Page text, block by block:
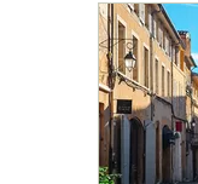
Feestdagen
pornstar martini